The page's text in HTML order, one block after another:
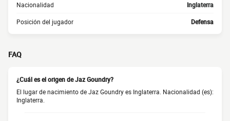
Nacionalidad Inglaterra
Posición del jugador Defensa
FAQ
¿Cuál es el origen de Jaz Goundry?
El lugar de nacimiento de Jaz Goundry es Inglaterra. Nacionalidad (es):
Inglaterra.